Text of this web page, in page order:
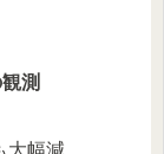
測
大幅減